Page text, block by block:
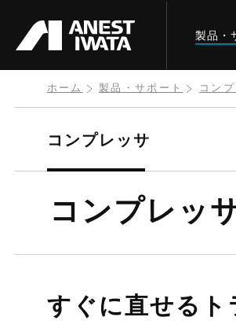
製品・
ホーム 製品・サポート コン
コンプレッ
すぐに直せるト
コンプレッサ